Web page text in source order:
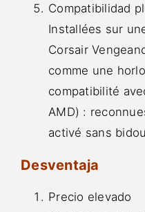
Compatibilidad
Installées sur
Corsair
comme une
compatibilité
AMD) :
activé sans
Desventaja
Precio elevado